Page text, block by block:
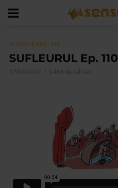
ANDONEVRALGIC
SUFLEURUL Ep. 110
17/04/2017 1.468 vizualizari